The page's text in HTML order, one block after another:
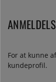
For at kunne
kundeprofil.